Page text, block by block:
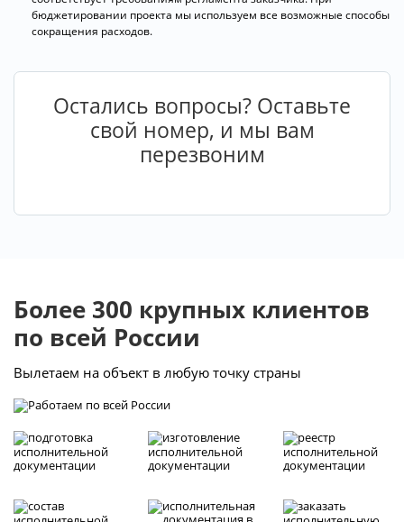
бюджетировании проекта мы используем все возможные способы
сокращения расходов.
Остались вопросы? Оставьте
свой номер, и мы вам
перезвоним
Более 300 крупных клиентов
по всей России
Вылетаем на объект в любую точку страны